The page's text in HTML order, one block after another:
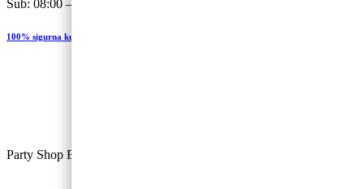
Sub: 08:00 – 13:00
100% sigurna kupovina
Party Shop Balončić, obrt ©